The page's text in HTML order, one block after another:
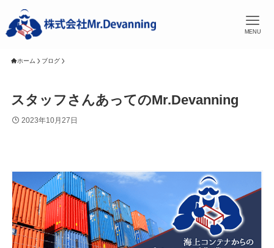
MENU
ホーム ブログ
スタッフさんあってのMr.Devanning
2023年10月27日